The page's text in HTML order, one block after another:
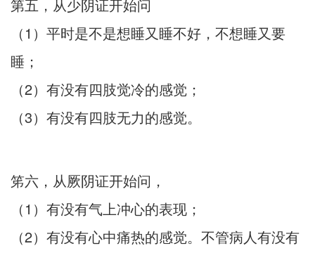
第五，从少阴证开始问
（1）平时是不是想睡又睡不好，不想睡又要
睡；
（2）有没有四肢觉冷的感觉；
（3）有没有四肢无力的感觉。
笫六，从厥阴证开始问，
（1）有没有气上冲心的表现；
（2）有没有心中痛热的感觉。不管病人有没有